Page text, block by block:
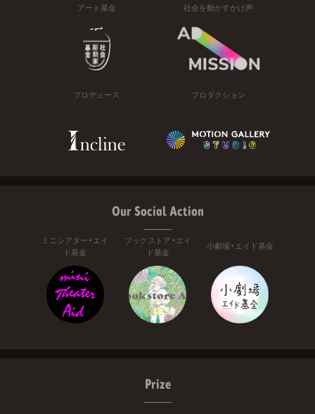
アート基金 社会を動かすかけ声
プロデュース プロダクション
Our Social Action
ミニシアター・エイ
ド基金
ブックストア・エイ
ド基金
小劇場・エイド基金
Prize